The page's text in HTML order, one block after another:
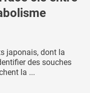
japonais, dont la
des souches
la ...